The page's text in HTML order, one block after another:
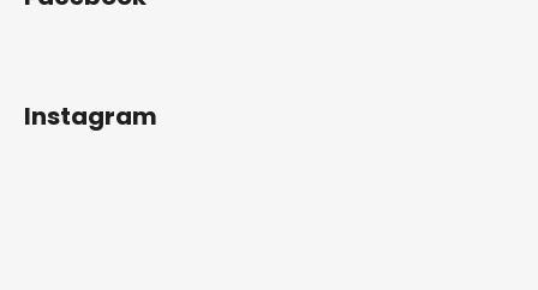
Instagram